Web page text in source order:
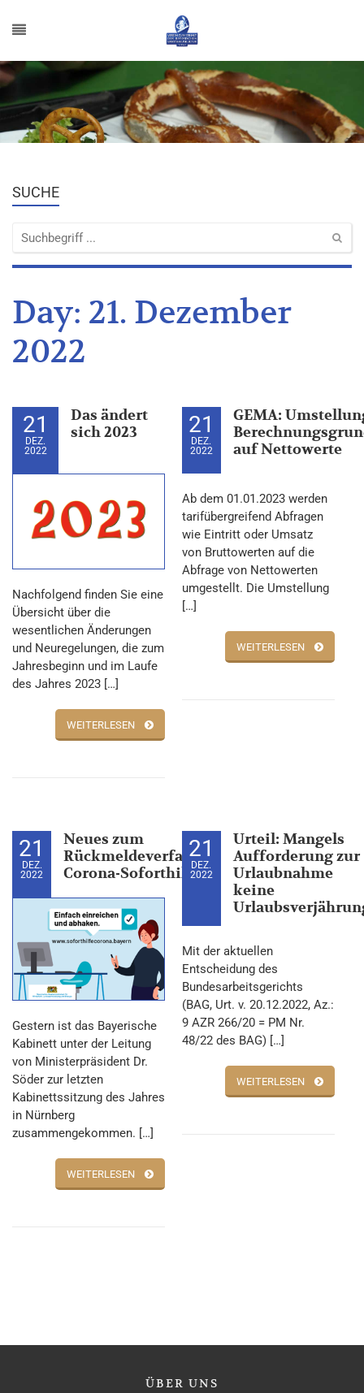
SUCHE
Day: 21. Dezember
2022
21
DEZ.
2022
Das ändert
sich 2023
Nachfolgend finden Sie eine
Übersicht über die
wesentlichen Änderungen
und Neuregelungen, die zum
Jahresbeginn und im Laufe
des Jahres 2023 […]
WEITERLESEN
21
DEZ.
2022
GEMA:
auf Nettowerte
Ab dem 01.01.2023 werden
tarifübergreifend Abfragen
wie Eintritt oder Umsatz
von Bruttowerten auf die
Abfrage von Nettowerten
umgestellt. Die Umstellung
[…]
WEITERLESEN
21
DEZ.
2022
Neues zum
Rückmeldeverfahren
Corona-Soforthilfen
Gestern ist das Bayerische
Kabinett unter der Leitung
von Ministerpräsident Dr.
Söder zur letzten
Kabinettssitzung des Jahres
in Nürnberg
zusammengekommen. […]
WEITERLESEN
21
DEZ.
2022
Urteil: Mangels
Aufforderung zur
Urlaubnahme
keine
Mit der aktuellen
Entscheidung des
Bundesarbeitsgerichts
(BAG, Urt. v. 20.12.2022, Az.:
9 AZR 266/20 = PM Nr.
48/22 des BAG) […]
WEITERLESEN
ÜBER UNS